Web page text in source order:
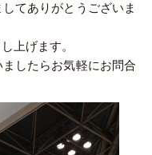
てありがとうございま
上げます。
したらお気軽にお問合